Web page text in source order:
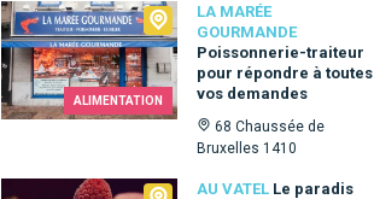
ALIMENTATION
LA MARÉE
GOURMANDE
Poissonnerie-traiteur
pour répondre à toutes
vos demandes
68 Chaussée de
Bruxelles 1410
La Marée Gourmande
AU VATEL Le paradis